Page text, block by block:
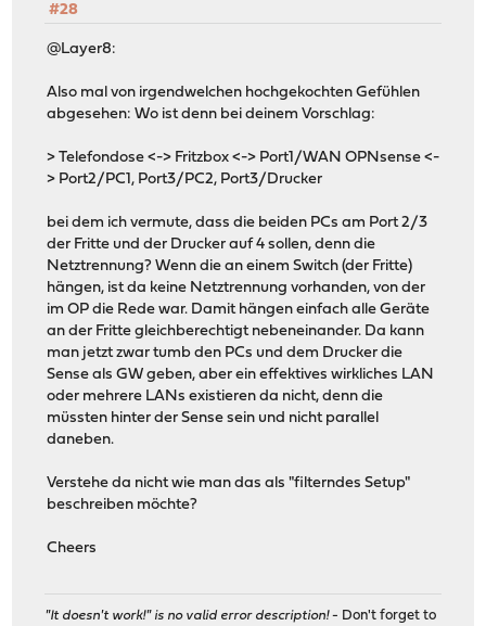
#28
@Layer8:
Also mal von irgendwelchen hochgekochten Gefühlen
abgesehen: Wo ist denn bei deinem Vorschlag:
> Telefondose <-> Fritzbox <-> Port1/WAN OPNsense <-
> Port2/PC1, Port3/PC2, Port3/Drucker
bei dem ich vermute, dass die beiden PCs am Port 2/3
der Fritte und der Drucker auf 4 sollen, denn die
Netztrennung? Wenn die an einem Switch (der Fritte)
hängen, ist da keine Netztrennung vorhanden, von der
im OP die Rede war. Damit hängen einfach alle Geräte
an der Fritte gleichberechtigt nebeneinander. Da kann
man jetzt zwar tumb den PCs und dem Drucker die
Sense als GW geben, aber ein effektives wirkliches LAN
oder mehrere LANs existieren da nicht, denn die
müssten hinter der Sense sein und nicht parallel
daneben.
Verstehe da nicht wie man das als "filterndes Setup"
beschreiben möchte?
Cheers
"It doesn't work!" is no valid error description!- Don't forget to